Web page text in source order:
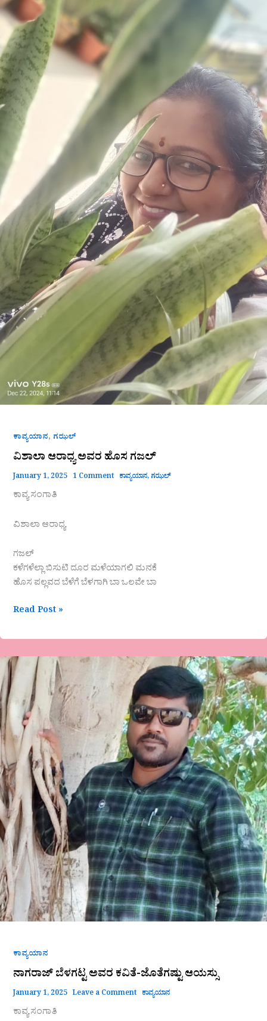
ಕಾವ್ಯಯಾನ, ಗಝಲ್
ವಿಶಾಲಾ ಆರಾಧ್ಯ ಅವರ ಹೊಸ ಗಜಲ್
January 1, 2025 1 Comment ಕಾವ್ಯಯಾನ, ಗಝಲ್
ಕಾವ್ಯ ಸಂಗಾತಿ
ವಿಶಾಲಾ ಆರಾಧ್ಯ
ಗಜಲ್
ಕಳೆಗಳೆಲ್ಲಾ ಬಿಸುಟಿ ದೂರ ಮಳೆಯಾಗಲಿ ಮನಕೆ
ಹೊಸ ಪಲ್ಲವದ ಬೆಳೆಗೆ ಬೆಳಗಾಗಿ ಬಾ ಒಲವೇ ಬಾ
Read Post »
ಕಾವ್ಯಯಾನ
ನಾಗರಾಜ್ ಬೆಳಗಟ್ಟ ಅವರ ಕವಿತೆ-ಜೊತೆಗಷ್ಟು ಆಯಸ್ಸು
January 1, 2025 Leave a Comment ಕಾವ್ಯಯಾನ
ಕಾವ್ಯ ಸಂಗಾತಿ
ನಾಗರಾಜ್
ಬೆಳಗಟ್ಟ
ಅವರ
ಕವಿತೆ-
ಜೊತೆಗಷ್ಟು
ಆಯಸ್ಸು